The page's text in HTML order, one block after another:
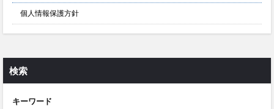
個人情報保護方針
検索
キーワード